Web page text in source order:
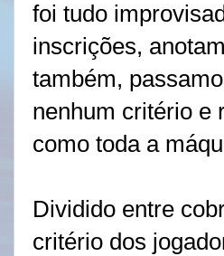
foi tudo
inscrições,
também,
nenhum critério e
como toda a
Dividido entre
critério dos